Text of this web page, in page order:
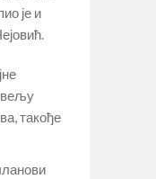
је и
такође